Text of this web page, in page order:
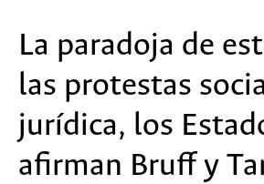
La paradoja de
las protestas
jurídica, los
afirman Bruff y